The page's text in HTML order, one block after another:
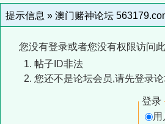
提示信息 » 澳门赌神论坛
您没有登录或者您没有权限访问
帖子ID非法
您还不是论坛会员,请先登录
登录